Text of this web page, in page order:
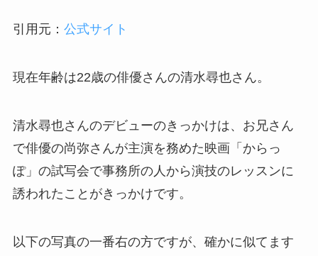
引用元： 公式サイト
現在年齢は22歳の俳優さんの清水尋也さん。
清水尋也さんのデビューのきっかけは、お兄さん
で俳優の尚弥さんが主演を務めた映画「からっ
ぽ」の試写会で事務所の人から演技のレッスンに
誘われたことがきっかけです。
以下の写真の一番右の方ですが、確かに似てます